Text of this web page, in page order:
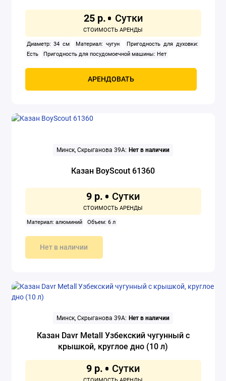
25 р.
Диаметр: 34 см Материал: чугун
Пригодность для духовки:
Есть
Пригодность для посудомоечной машины: Нет
АРЕНДОВАТЬ
Минск, Скрыганова 39А: Нет в наличии
Казан BoyScout 61360
9 р.
Материал: алюминий Объем: 6 л
Нет в наличии
Минск, Скрыганова 39А: Нет в наличии
Казан Davr Metall Узбекский чугунный с
крышкой, круглое дно (10 л)
9 р.